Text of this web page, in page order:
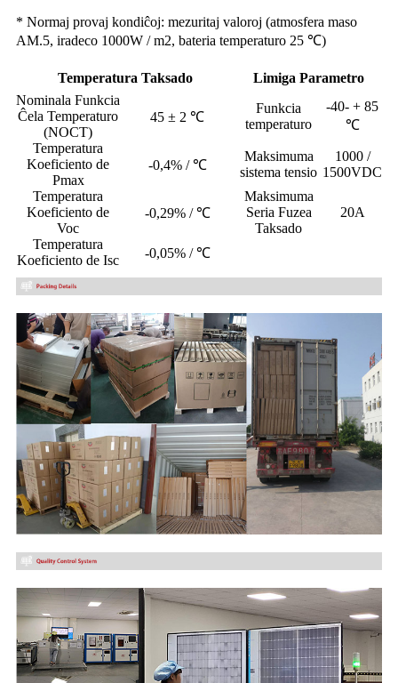
* Normaj provaj kondiĉoj: mezuritaj valoroj (atmosfera maso
AM.5, iradeco 1000W / m2, bateria temperaturo 25 ℃)
Temperatura Taksado
Limiga Parametro
Nominala Funkcia
Ĉela Temperaturo
(NOCT)
45 ± 2 ℃
Funkcia
temperaturo
-40- + 85
℃
Temperatura
Koeficiento de
Pmax
-0,4% / ℃
Maksimuma
sistema tensio
1000 /
1500VDC
Temperatura
Koeficiento de
Voc
-0,29% / ℃
Maksimuma
Seria Fuzea
Taksado
20A
Temperatura
Koeficiento de Isc
-0,05% / ℃